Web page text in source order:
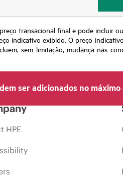
transacional final e pode incluir
indicativo exibido. O preço
sem limitação, mudança nas
ser adicionados no
HPE